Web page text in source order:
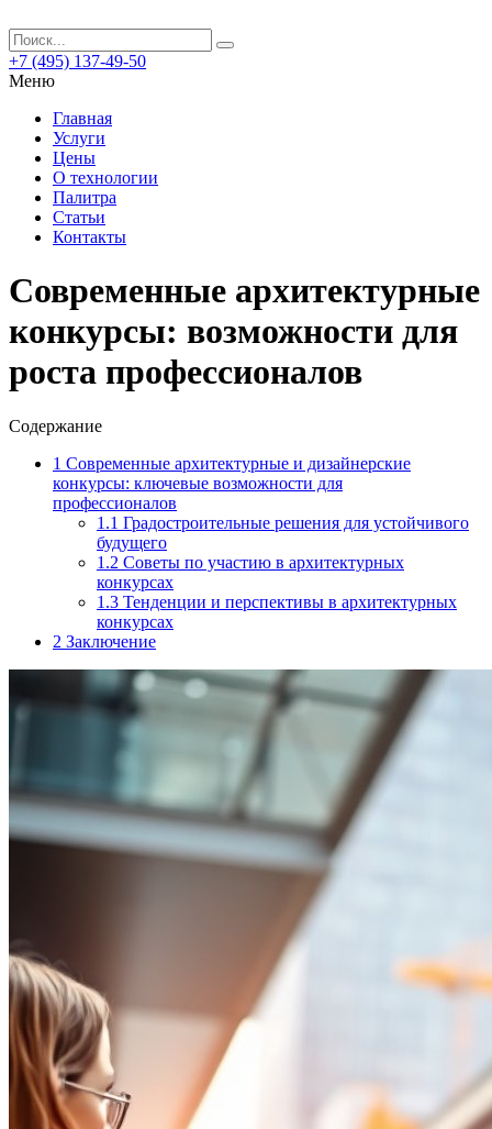
+7 (495) 137-49-50
Меню
Главная
Услуги
Цены
О технологии
Палитра
Статьи
Контакты
Современные архитектурные
конкурсы: возможности для
роста профессионалов
Содержание
1 Современные архитектурные и дизайнерские
конкурсы: ключевые возможности для
профессионалов
1.1 Градостроительные решения для устойчивого
будущего
1.2 Советы по участию в архитектурных
конкурсах
1.3 Тенденции и перспективы в архитектурных
конкурсах
2 Заключение